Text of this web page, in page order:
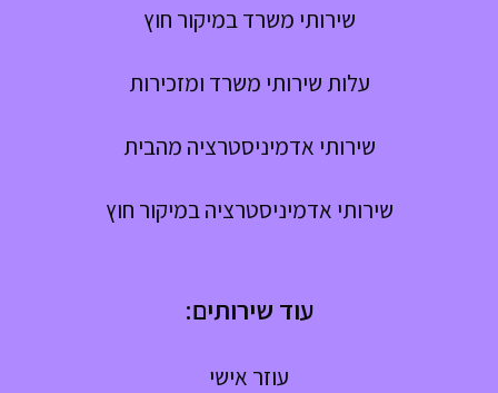
שירותי משרד במיקור חוץ
עלות שירותי משרד ומזכירות
שירותי אדמיניסטרציה מהבית
שירותי אדמיניסטרציה במיקור חוץ
עוד שירותים:
עוזר אישי